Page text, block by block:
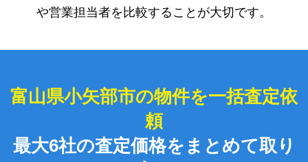
や営業担当者を比較することが大切です。
富山県小矢部市の物件を一括査定依
頼
最大6社の査定価格をまとめて取り